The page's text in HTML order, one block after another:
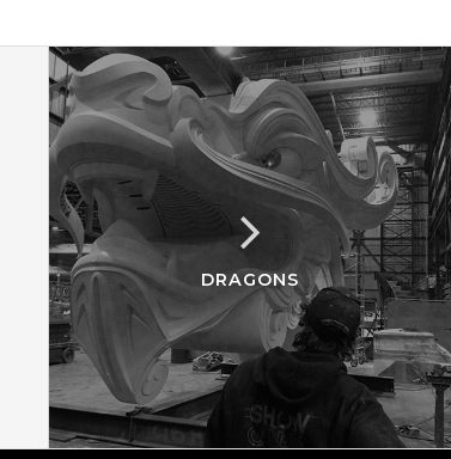
DRAGONS